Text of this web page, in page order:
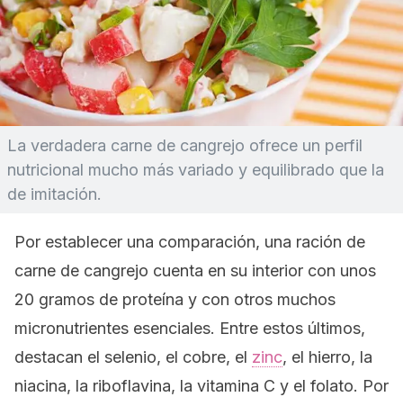
La verdadera carne de cangrejo ofrece un perfil
nutricional mucho más variado y equilibrado que la
de imitación.
Por establecer una comparación, una ración de
carne de cangrejo cuenta en su interior con unos
20 gramos de proteína y con otros muchos
micronutrientes esenciales. Entre estos últimos,
destacan el selenio, el cobre, el zinc, el hierro, la
niacina, la riboflavina, la vitamina C y el folato. Por